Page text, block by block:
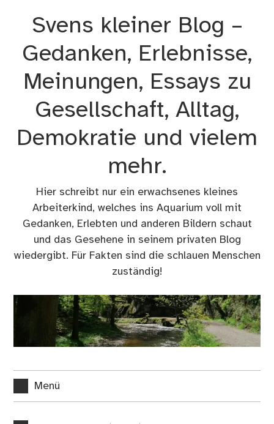
Svens kleiner Blog –
Gedanken, Erlebnisse,
Meinungen, Essays zu
Gesellschaft, Alltag,
Demokratie und vielem
mehr.
Hier schreibt nur ein erwachsenes kleines
Arbeiterkind, welches ins Aquarium voll mit
Gedanken, Erlebten und anderen Bildern schaut
und das Gesehene in seinem privaten Blog
wiedergibt. Für Fakten sind die schlauen Menschen
zuständig!
Menü